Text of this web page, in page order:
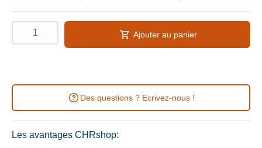
Ajouter au panier
Des questions ? Ecrivez-nous !
Les avantages CHRshop: